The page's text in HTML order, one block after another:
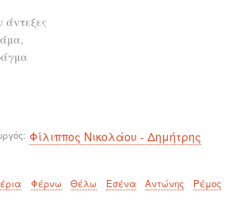
άντεξες
Φίλιππος Νικολάου - Δημήτρης
Φέρνω Θέλω Εσένα Αντώνης Ρέμος